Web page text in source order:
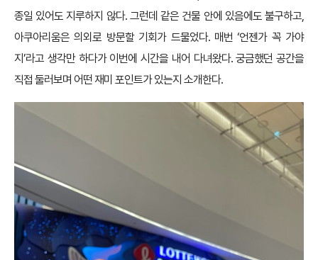
종일 있어도 지루하지 않다. 그런데 같은 건물 안에 있음에도 불구하고,
아쿠아리움은 의외로 방문할 기회가 드물었다. 매번 ‘언젠가 꼭 가야
지’라고 생각만 하다가 이번에 시간을 내어 다녀왔다. 궁금했던 공간을
직접 둘러보며 어떤 재미 포인트가 있는지 소개한다.